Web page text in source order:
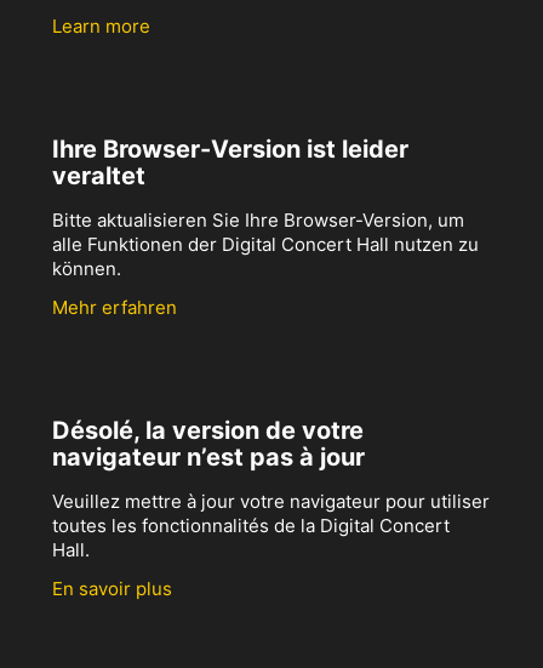
Learn more
Ihre Browser-Version ist leider
veraltet
Bitte aktualisieren Sie Ihre Browser-Version, um
alle Funktionen der Digital Concert Hall nutzen zu
können.
Mehr erfahren
Désolé, la version de votre
navigateur n’est pas à jour
Veuillez mettre à jour votre navigateur pour utiliser
toutes les fonctionnalités de la Digital Concert
Hall.
En savoir plus